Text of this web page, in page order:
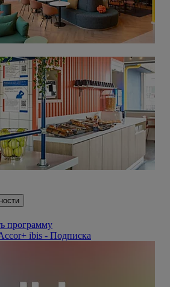
программу
ibis - Подписка